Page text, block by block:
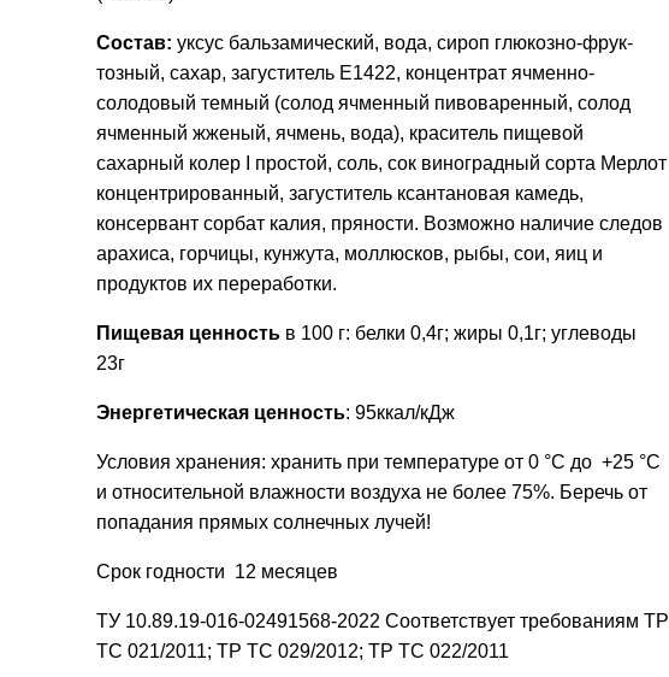
Состав: уксус бальзамический, вода, сироп глюкозно-фрук-
тозный, сахар, загуститель Е1422, концентрат ячменно-
солодовый темный (солод ячменный пивоваренный, солод
ячменный жженый, ячмень, вода), краситель пищевой
сахарный колер I простой, соль, сок виноградный сорта Мерлот
концентрированный, загуститель ксантановая камедь,
консервант сорбат калия, пряности. Возможно наличие следов
арахиса, горчицы, кунжута, моллюсков, рыбы, сои, яиц и
продуктов их переработки.
Пищевая ценность в 100 г: белки 0,4г; жиры 0,1г; углеводы
23г
Энергетическая ценность: 95ккал/кДж
Условия хранения: хранить при температуре от 0 °С до +25 °С
и относительной влажности воздуха не более 75%. Беречь от
попадания прямых солнечных лучей!
Срок годности 12 месяцев
ТУ 10.89.19-016-02491568-2022 Соответствует требованиям ТР
ТС 021/2011; ТР ТС 029/2012; ТР ТС 022/2011